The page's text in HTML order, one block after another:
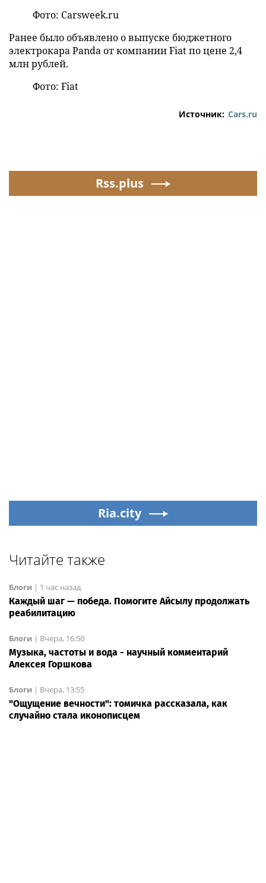
Фото: Carsweek.ru
Ранее было объявлено о выпуске бюджетного
электрокара Panda от компании Fiat по цене 2,4
млн рублей.
Фото: Fiat
Источник: Cars.ru
Rss.plus
Ria.city
Читайте также
Блоги | 1 час назад
Каждый шаг — победа. Помогите Айсылу продолжать
реабилитацию
Блоги | Вчера, 16:50
Музыка, частоты и вода - научный комментарий
Алексея Горшкова
Блоги | Вчера, 13:55
"Ощущение вечности": томичка рассказала, как
случайно стала иконописцем